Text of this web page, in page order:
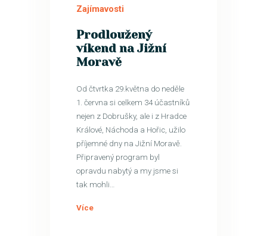
Zajímavosti
Prodloužený
víkend na Jižní
Moravě
Od čtvrtka 29.května do neděle
1. června si celkem 34 účastníků
nejen z Dobrušky, ale i z Hradce
Králové, Náchoda a Hořic, užilo
příjemné dny na Jižní Moravě.
Připravený program byl
opravdu nabytý a my jsme si
tak mohli…
Více